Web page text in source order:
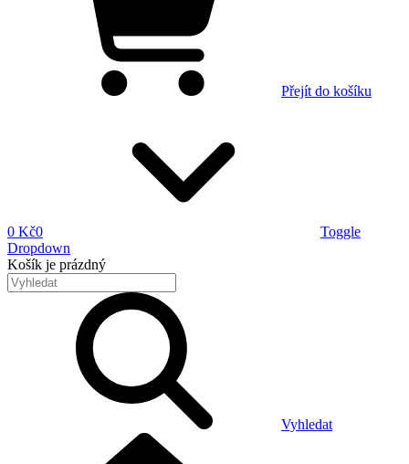
Přejít do košíku
0 Kč0
Toggle
Dropdown
Košík je prázdný
Vyhledat